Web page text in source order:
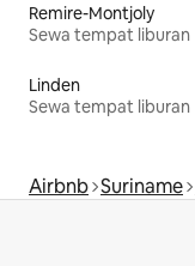
Remire-Montjoly
Sewa tempat liburan
Linden
Sewa tempat liburan
Airbnb Suriname